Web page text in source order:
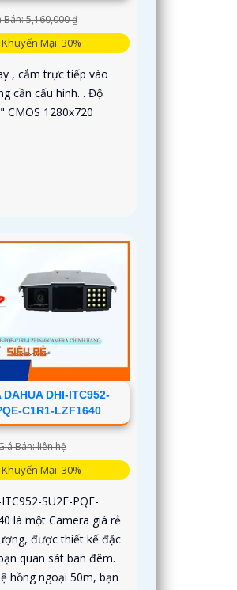
Bán: 5,160,000 ₫
Mại: 30%
, cắm trực tiếp vào
cần cấu hình. . Độ
CMOS 1280x720
DAHUA DHI-ITC952-
C1R1-LZF1640
Bán: liên hệ
Mại: 30%
SU2F-PQE-
là một Camera giá rẻ
được thiết kế đặc
quan sát ban đêm.
hồng ngoại 50m, bạn